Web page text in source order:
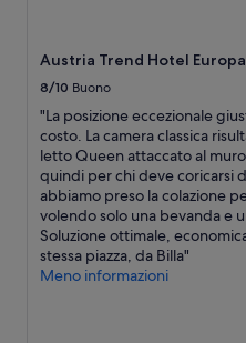
cambiare.
Potrebbero
essere
previste
condizioni
aggiuntive.
Austria Trend Hotel
8/10 Buono
"La posizione eccezionale
costo. La camera classica
letto Queen attaccato al
quindi per chi deve coricarsi
abbiamo preso la colazione
volendo solo una bevanda e
Soluzione ottimale,
stessa piazza, da Billa"
Meno informazioni